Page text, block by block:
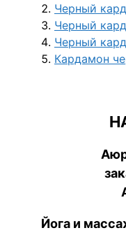
Черный
Черный
Черный
Кардамон
Йога и